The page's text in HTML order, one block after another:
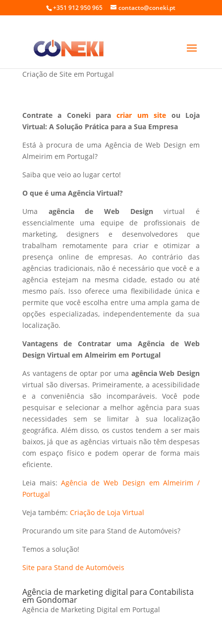
+351 912 950 965 contacto@coneki.pt
Web Design em Almeirim Portugal
Criação de Site em Portugal
Contrate a Coneki para criar um site ou Loja
Virtual: A Solução Prática para a Sua Empresa
Está à procura de uma Agência de Web Design em
Almeirim em Portugal?
Saiba que veio ao lugar certo!
O que é uma Agência Virtual?
Uma agência de Web Designvirtual é
essencialmente uma equipe de profissionais de
marketing, designers e desenvolvedores que
trabalham remotamente para criar e otimizar a
presença online de empresas. Ao contrário das
agências tradicionais, não é necessário que você e a
agência estejam na mesma cidade, estado ou até
mesmo país. Isso oferece uma flexibilidade única e
permite que você escolha entre uma ampla gama de
opções especializadas, independentemente da sua
localização.
Vantagens de Contratar uma Agência de Web
Design Virtual em Almeirim em Portugal
As vantagens de optar por uma agência Web Design
virtual são diversas. Primeiramente, a acessibilidade
e a conveniência são incomparáveis. Você pode
pesquisar e selecionar a melhor agência para suas
necessidades sem se limitar à sua localização
geográfica. Além disso, os custos tendem a ser mais
baixos, já que as agências virtuais não têm despesas
com espaço físico e podem operar de forma mais
eficiente.
Leia mais:Agência de Web Design em Almeirim /
Portugal
Veja também: Criação de Loja Virtual
Procurando um site para Stand de Automóveis?
Temos a solução!
Site para Stand de Automóveis
Agência de marketing digital para Contabilista
em Gondomar
Agência de Marketing Digital em Portugal